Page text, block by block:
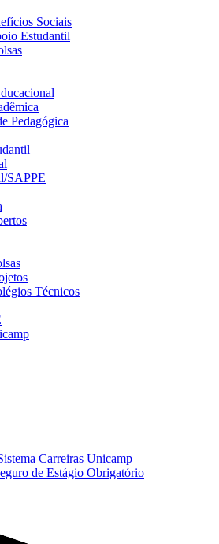
Sociais
Estudantil
Pedagógica
SAPPE
Técnicos
Carreiras Unicamp
de Estágio Obrigatório